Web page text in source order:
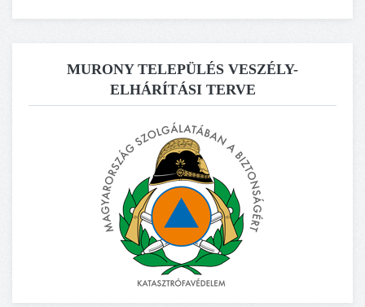
MURONY TELEPÜLÉS VESZÉLY-
ELHÁRÍTÁSI TERVE